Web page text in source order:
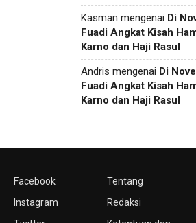
Kasman mengenai Di
Fuadi Angkat Kisah
Karno dan Haji Rasul
Andris mengenai Di
Fuadi Angkat Kisah
Karno dan Haji Rasul
Facebook
Instagram
Tentang
Redaksi